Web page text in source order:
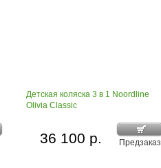
Детская коляска 3 в 1 Noordline
Olivia Classic
Предзаказ
36 100 р.